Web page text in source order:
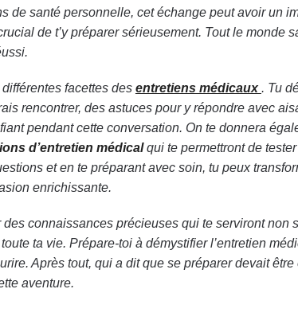
de santé personnelle, cet échange peut avoir un
de t’y préparer sérieusement. Tout le monde
facettes des entretiens médicaux. Tu
rencontrer, des astuces pour y répondre avec
pendant cette conversation. On te donnera
d’entretien médicalqui te permettront de tester
et en te préparant avec soin, tu peux
enrichissante.
connaissances précieuses qui te serviront non
ta vie. Prépare-toi à démystifier l’entretien
Après tout, qui a dit que se préparer devait
aventure.